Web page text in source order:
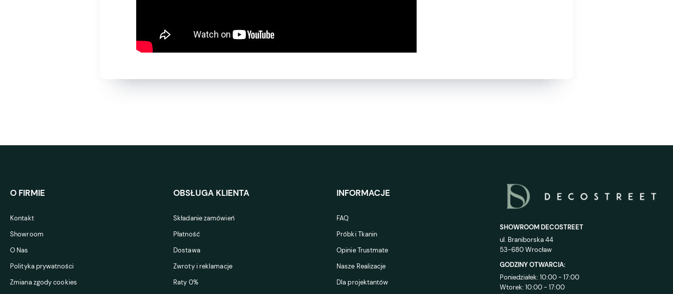
O FIRMIE
Kontakt
Showroom
O Nas
Polityka prywatności
Zmiana zgody cookies
OBSŁUGA KLIENTA
Składanie zamówień
Płatność
Dostawa
Zwroty i reklamacje
Raty 0%
INFORMACJE
FAQ
Próbki Tkanin
Opinie Trustmate
Nasze Realizacje
Dla projektantów
SHOWROOM DECOSTREET
ul. Braniborska 44
53-680 Wrocław
GODZINY OTWARCIA:
Poniedziałek: 10:00 - 17:00
Wtorek: 10:00 - 17:00